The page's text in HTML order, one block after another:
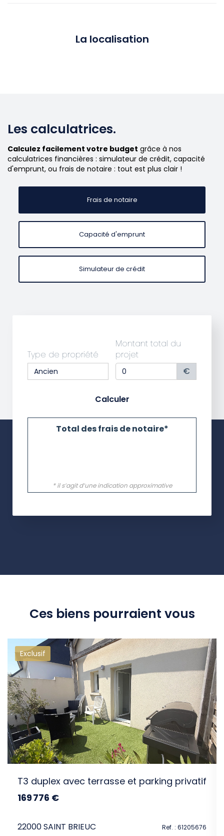
La localisation
Les calculatrices.
Calculez facilement votre budget grâce à nos
calculatrices financières : simulateur de crédit, capacité
d'emprunt, ou frais de notaire : tout est plus clair !
Frais de notaire
Capacité d'emprunt
Simulateur de crédit
Ces biens pourraient vous
intéresser
Exclusif
T3 duplex avec terrasse et parking privatif
169 776 €
22000 SAINT BRIEUC Ref. : 61205676